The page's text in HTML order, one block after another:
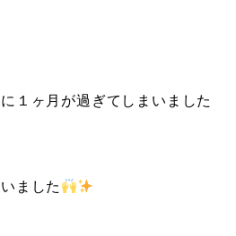
１ヶ月が過ぎてしまいました
ました